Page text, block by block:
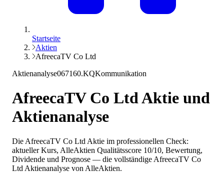
Startseite
Aktien
AfreecaTV Co Ltd
Aktienanalyse067160.KQKommunikation
AfreecaTV Co LtdAktie und
Aktienanalyse
Die AfreecaTV Co Ltd Aktie im professionellen Check:
aktueller Kurs, AlleAktien Qualitätsscore 10/10, Bewertung,
Dividende und Prognose — die vollständige AfreecaTV Co
Ltd Aktienanalyse von AlleAktien.